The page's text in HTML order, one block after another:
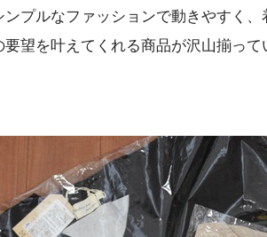
プルなファッションで動きやすく
望を叶えてくれる商品が沢山揃って